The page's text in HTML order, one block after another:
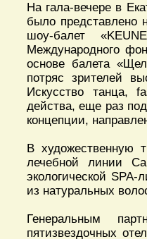
На гала-вечере в
было представлено
шоу-балет
Международного
основе балета
потряс зрителей
Искусство танца,
действа, еще раз
концепции,
В художественную
лечебной линии
экологической
из натуральных
Генеральным
пятизвездочных